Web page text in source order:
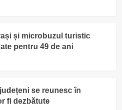
și microbuzul turistic
pentru 49 de ani
se reunesc în
fi dezbătute